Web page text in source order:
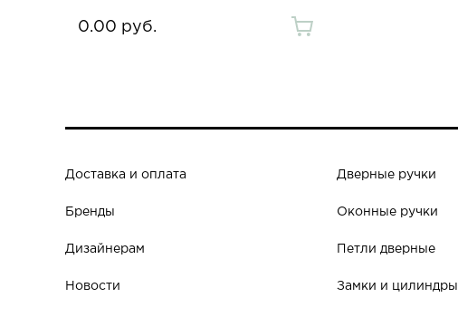
0.00 руб.
Доставка и оплата
Бренды
Дизайнерам
Новости
Дверные ручки
Оконные ручки
Петли дверные
Замки и цилиндры